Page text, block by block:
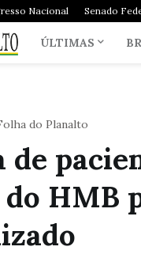
Nacional Senado
ÚLTIMAS
do Planalto
de
do HMB